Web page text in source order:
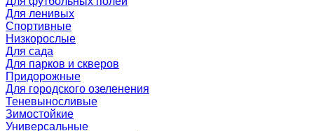
Для ленивых
Спортивные
Низкорослые
Для сада
Для парков и скверов
Придорожные
Для городского озеленения
Теневыносливые
Зимостойкие
Универсальные